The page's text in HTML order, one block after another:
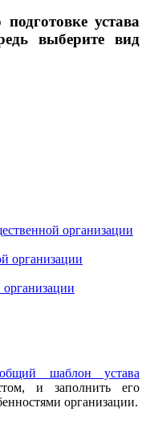
устава
выберите вид
организации
организации
общий шаблон устава
и заполнить его
организации.